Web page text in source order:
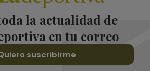
la actualidad de
en tu correo
suscribirme